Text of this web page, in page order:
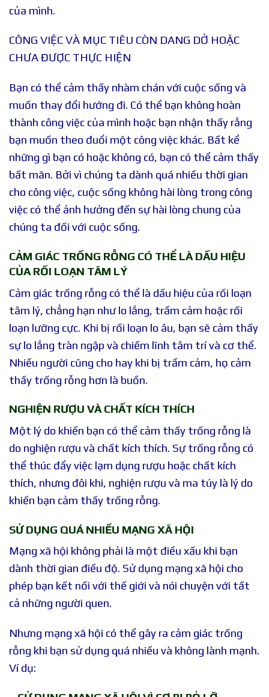
của mình.
CÔNG VIỆC VÀ MỤC TIÊU CÒN DANG DỞ HOẶC
CHƯA ĐƯỢC THỰC HIỆN
Bạn có thể cảm thấy nhàm chán với cuộc sống và
muốn thay đổi hướng đi. Có thể bạn không hoàn
thành công việc của mình hoặc bạn nhận thấy rằng
bạn muốn theo đuổi một công việc khác. Bất kể
những gì bạn có hoặc không có, bạn có thể cảm thấy
bất mãn. Bởi vì chúng ta dành quá nhiều thời gian
cho công việc, cuộc sống không hài lòng trong công
việc có thể ảnh hưởng đến sự hài lòng chung của
chúng ta đối với cuộc sống.
CẢM GIÁC TRỐNG RỖNG CÓ THỂ LÀ DẤU HIỆU
CỦA RỐI LOẠN TÂM LÝ
Cảm giác trống rỗng có thể là dấu hiệu của rối loạn
tâm lý, chẳng hạn như lo lắng, trầm cảm hoặc rối
loạn lưỡng cực. Khi bị rối loạn lo âu, bạn sẽ cảm thấy
sự lo lắng tràn ngập và chiếm lĩnh tâm trí và cơ thể.
Nhiều người cũng cho hay khi bị trầm cảm, họ cảm
thấy trống rỗng hơn là buồn.
NGHIỆN RƯỢU VÀ CHẤT KÍCH THÍCH
Một lý do khiến bạn có thể cảm thấy trống rỗng là
do nghiện rượu và chất kích thích. Sự trống rỗng có
thể thúc đẩy việc lạm dụng rượu hoặc chất kích
thích, nhưng đôi khi, nghiện rượu và ma túy là lý do
khiến bạn cảm thấy trống rỗng.
SỬ DỤNG QUÁ NHIỀU MẠNG XÃ HỘI
Mạng xã hội không phải là một điều xấu khi bạn
dành thời gian điều độ. Sử dụng mạng xã hội cho
phép bạn kết nối với thế giới và nói chuyện với tất
cả những người quen.
Nhưng mạng xã hội có thể gây ra cảm giác trống
rỗng khi bạn sử dụng quá nhiều và không lành mạnh.
Ví dụ: